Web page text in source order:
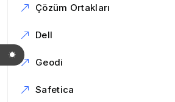
Çözüm Ortakları
Dell
Geodi
Safetica